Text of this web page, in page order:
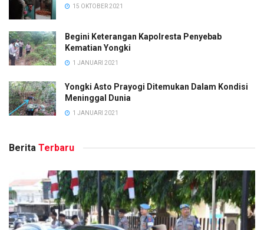
15 OKTOBER 2021
Begini Keterangan Kapolresta Penyebab
Kematian Yongki
1 JANUARI 2021
Yongki Asto Prayogi Ditemukan Dalam Kondisi
Meninggal Dunia
1 JANUARI 2021
Berita Terbaru